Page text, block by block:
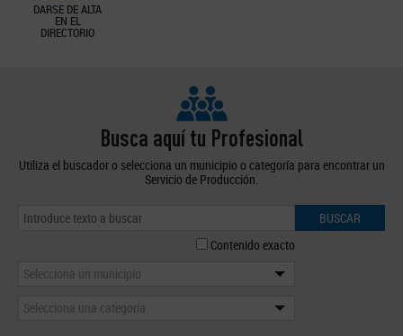
DARSE DE ALTA
EN EL
DIRECTORIO
Busca aquí tu Profesional
Utiliza el buscador o selecciona un municipio o categoría para encontrar un
Servicio de Producción.
BUSCAR
Contenido exacto
Selecciona un municipio
Selecciona una categoría